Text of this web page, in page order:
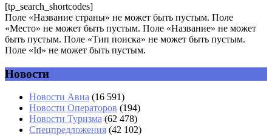
Имя *
Email*
[tp_search_shortcodes]
Поле «Название страны» не может быть пустым. Поле
«Место» не может быть пустым. Поле «Название» не может
быть пустым. Поле «Тип поиска» не может быть пустым.
Поле «Id» не может быть пустым.
Новости
Новости Авиа (16 591)
Новости Операторов (194)
Новости Туризма (62 478)
Спецпредложения (42 102)